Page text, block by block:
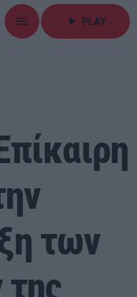
menu play_arrow PLAY
close
των